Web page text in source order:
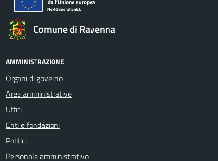
Comune di Ravenna
AMMINISTRAZIONE
Organi di governo
Aree amministrative
Uffici
Enti e fondazioni
Politici
Personale amministrativo